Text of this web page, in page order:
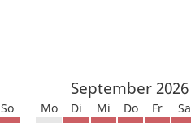
So
September 2026
Mo Di Mi Do Fr Sa